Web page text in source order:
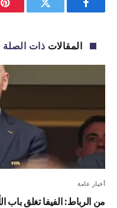
فيسبوك تويتر
المقالات ذات الصلة
أخبار عامة
من الرباط: الفيفا تغلق باب